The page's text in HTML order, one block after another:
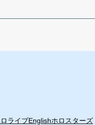
ライブEnglishホロスターズ